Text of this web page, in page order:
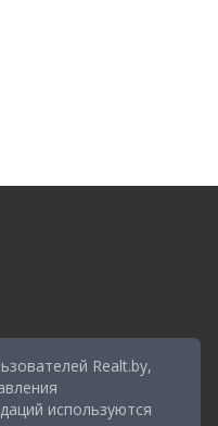
Realt.by,
используются